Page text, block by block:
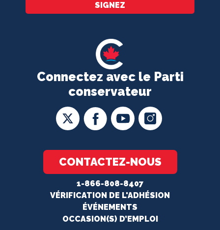
Connectez avec le Parti
conservateur
CONTACTEZ-NOUS
1-866-808-8407
VÉRIFICATION DE L'ADHÉSION
ÉVÉNEMENTS
OCCASION(S) D’EMPLOI
SIGNEZ